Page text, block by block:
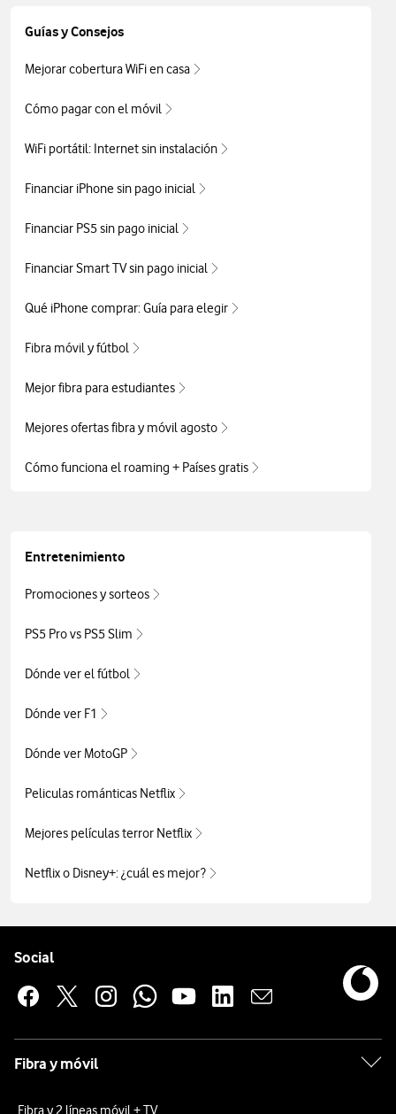
Guías y Consejos
Mejorar cobertura WiFi en casa
Cómo pagar con el móvil
WiFi portátil: Internet sin instalación
Financiar iPhone sin pago inicial
Financiar PS5 sin pago inicial
Financiar Smart TV sin pago inicial
Qué iPhone comprar: Guía para elegir
Fibra móvil y fútbol
Mejor fibra para estudiantes
Mejores ofertas fibra y móvil agosto
Cómo funciona el roaming + Países gratis
Entretenimiento
Promociones y sorteos
PS5 Pro vs PS5 Slim
Dónde ver el fútbol
Dónde ver F1
Dónde ver MotoGP
Peliculas románticas Netflix
Mejores películas terror Netflix
Netflix o Disney+: ¿cuál es mejor?
Social
Fibra y móvil
Fibra y 2 líneas móvil + TV